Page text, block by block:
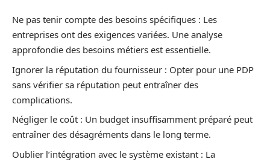
Ne pas tenir compte des besoins spécifiques : Les
entreprises ont des exigences variées. Une analyse
approfondie des besoins métiers est essentielle.
Ignorer la réputation du fournisseur : Opter pour une PDP
sans vérifier sa réputation peut entraîner des
complications.
Négliger le coût : Un budget insuffisamment préparé peut
entraîner des désagréments dans le long terme.
Oublier l’intégration avec le système existant : La